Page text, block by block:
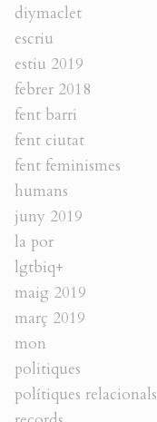
diymaclet
escriu
estiu 2019
febrer 2018
fent barri
fent ciutat
fent feminismes
humans
juny 2019
la por
lgtbiq+
maig 2019
març 2019
mon
politiques
polítiques relacionals